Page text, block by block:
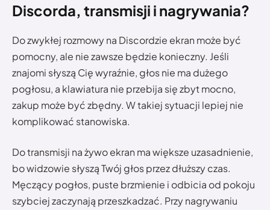
Discorda, transmisji i nagrywania?
Do zwykłej rozmowy na Discordzie ekran może być
pomocny, ale nie zawsze będzie konieczny. Jeśli
znajomi słyszą Cię wyraźnie, głos nie ma dużego
pogłosu, a klawiatura nie przebija się zbyt mocno,
zakup może być zbędny. W takiej sytuacji lepiej nie
komplikować stanowiska.
Do transmisji na żywo ekran ma większe uzasadnienie,
bo widzowie słyszą Twój głos przez dłuższy czas.
Męczący pogłos, puste brzmienie i odbicia od pokoju
szybciej zaczynają przeszkadzać. Przy nagrywaniu